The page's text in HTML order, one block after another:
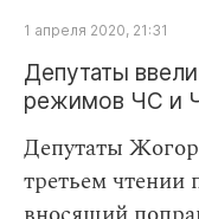
1 апреля 2020, 21:31
Депутаты
режимов ЧС и
Депутаты
третьем чтении